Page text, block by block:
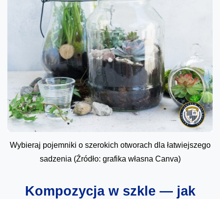
Wybieraj pojemniki o szerokich otworach dla łatwiejszego
sadzenia (Źródło: grafika własna Canva)
Kompozycja w szkle — jak